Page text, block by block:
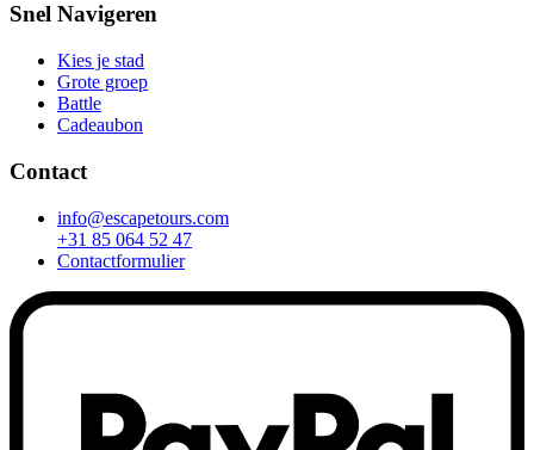
Snel Navigeren
Kies je stad
Grote groep
Battle
Cadeaubon
Contact
info@escapetours.com
+31 85 064 52 47
Contactformulier